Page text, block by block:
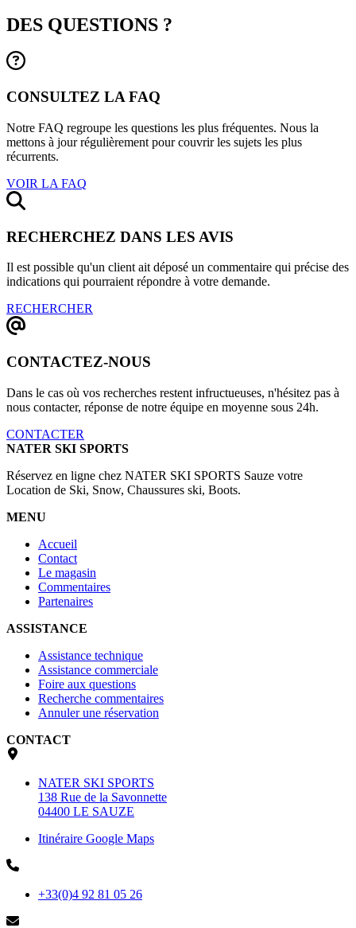
DES QUESTIONS ?
CONSULTEZ LA FAQ
Notre FAQ regroupe les questions les plus fréquentes. Nous la
mettons à jour régulièrement pour couvrir les sujets les plus
récurrents.
VOIR LA FAQ
RECHERCHEZ DANS LES AVIS
Il est possible qu'un client ait déposé un commentaire qui précise des
indications qui pourraient répondre à votre demande.
RECHERCHER
CONTACTEZ-NOUS
Dans le cas où vos recherches restent infructueuses, n'hésitez pas à
nous contacter, réponse de notre équipe en moyenne sous 24h.
CONTACTER
NATER SKI SPORTS
Réservez en ligne chez NATER SKI SPORTS Sauze votre
Location de Ski, Snow, Chaussures ski, Boots.
MENU
Accueil
Contact
Le magasin
Commentaires
Partenaires
ASSISTANCE
Assistance technique
Assistance commerciale
Foire aux questions
Recherche commentaires
Annuler une réservation
CONTACT
NATER SKI SPORTS
138 Rue de la Savonnette
04400 LE SAUZE
Itinéraire Google Maps
+33(0)4 92 81 05 26